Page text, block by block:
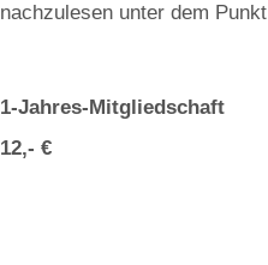
nachzulesen unter dem Punkt
1-Jahres-Mitgliedschaft
12,- €